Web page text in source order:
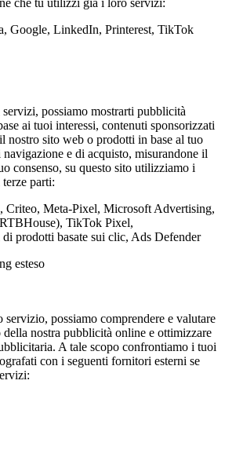
che tu utilizzi già i loro servizi:
Google, LinkedIn, Printerest, TikTok
possiamo mostrarti pubblicità
ai tuoi interessi, contenuti sponsorizzati
nostro sito web o prodotti in base al tuo
e di acquisto, misurandone il
consenso, su questo sito utilizziamo i
parti:
Criteo, Meta-Pixel, Microsoft Advertising,
TikTok Pixel,
prodotti basate sui clic, Ads Defender
esteso
servizio, possiamo comprendere e valutare
della nostra pubblicità online e ottimizzare
A tale scopo confrontiamo i tuoi
con i seguenti fornitori esterni se